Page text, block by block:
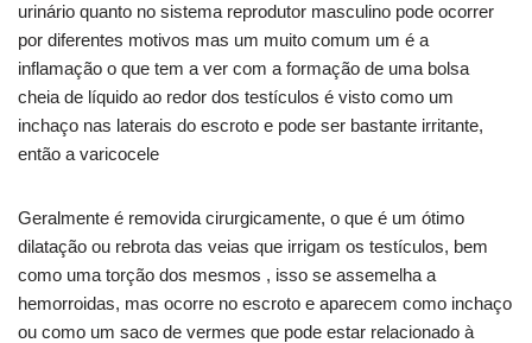
urinário quanto no sistema reprodutor masculino pode ocorrer
por diferentes motivos mas um muito comum um é a
inflamação o que tem a ver com a formação de uma bolsa
cheia de líquido ao redor dos testículos é visto como um
inchaço nas laterais do escroto e pode ser bastante irritante,
então a varicocele
Geralmente é removida cirurgicamente, o que é um ótimo
dilatação ou rebrota das veias que irrigam os testículos, bem
como uma torção dos mesmos , isso se assemelha a
hemorroidas, mas ocorre no escroto e aparecem como inchaço
ou como um saco de vermes que pode estar relacionado à